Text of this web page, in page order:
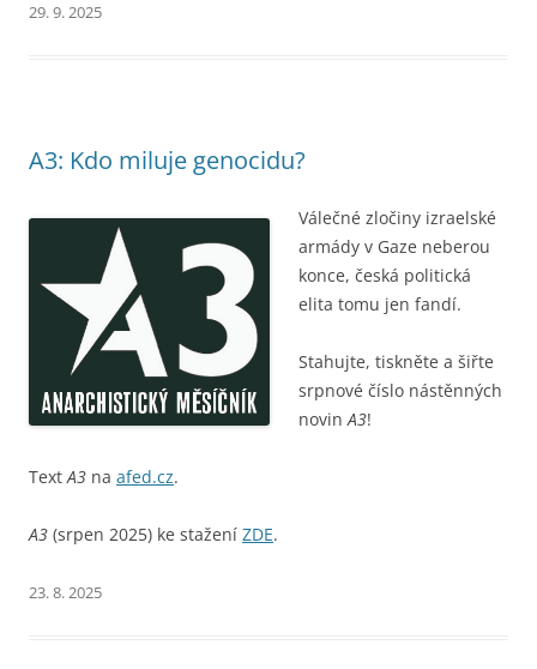
29. 9. 2025
A3: Kdo miluje genocidu?
Válečné zločiny izraelské
armády v Gaze neberou
konce, česká politická
elita tomu jen fandí.
Stahujte, tiskněte a šiřte
srpnové číslo nástěnných
novinA3!
TextA3 na afed.cz.
A3 (srpen 2025) ke stažení ZDE.
23. 8. 2025